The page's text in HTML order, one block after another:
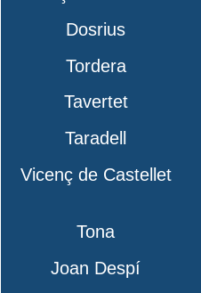
Dosrius
Tordera
Tavertet
Taradell
Vicenç de Castellet
Tona
Joan Despí